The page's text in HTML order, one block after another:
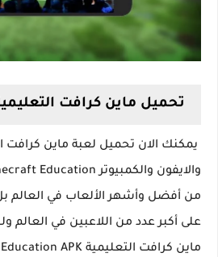
تحميل ماين كرافت التعليمية
يمكنك الان تحميل لعبة ماين كرافت
من أفضل وأشهر الألعاب في العالم
على أكبر عدد من اللاعبين في العالم